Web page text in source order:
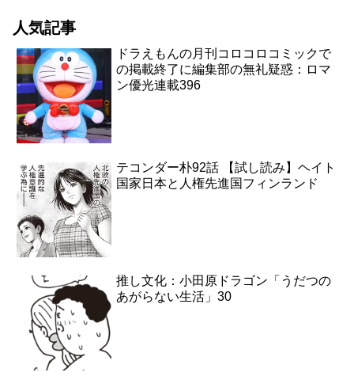
人気記事
ドラえもんの月刊コロコロコミックで
の掲載終了に編集部の無礼疑惑：ロマ
ン優光連載396
テコンダー朴92話 【試し読み】ヘイト
国家日本と人権先進国フィンランド
推し文化：小田原ドラゴン「うだつの
あがらない生活」30